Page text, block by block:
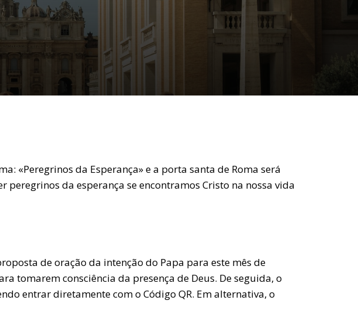
«Peregrinos da Esperança» e a porta santa de Roma será
da esperança se encontramos Cristo na nossa vida
de oração da intenção do Papa para este mês de
tomarem consciência da presença de Deus. De seguida, o
entrar diretamente com o Código QR. Em alternativa, o